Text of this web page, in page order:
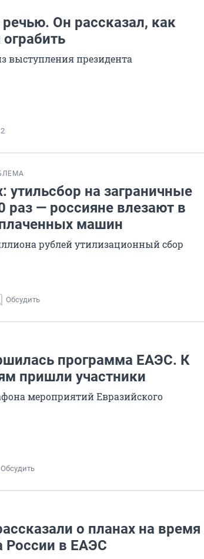
Он рассказал, как
выступления президента
2
утильсбор на заграничные
раз — россияне влезают в
машин
рублей утилизационный сбор
Обсудить
программа ЕАЭС. К
пришли участники
мероприятий Евразийского
Обсудить
о планах на время
России в ЕАЭС